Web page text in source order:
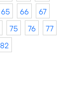
65 66
67
75 76
77
82